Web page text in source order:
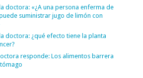
doctora: «¿A una persona enferma de
suministrar jugo de limón con
doctora: ¿qué efecto tiene la planta
responde: Los alimentos barrera